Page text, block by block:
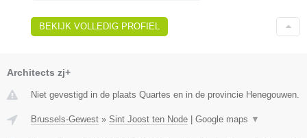
BEKIJK VOLLEDIG PROFIEL
Architects zj+
Niet gevestigd in de plaats Quartes en in de provincie Henegouwen.
Brussels-Gewest » Sint Joost ten Node Google maps ▼